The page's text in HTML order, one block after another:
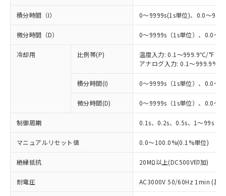
積分時間（I） 0～9999s(1s単位)、0.0～
微分時間（D） 0～9999s（1s単位）、0.0～
冷却用 比例帯(P)
温度入力: 0.1～999.9℃/°F（
アナログ入力: 0.1～
積分時間(I) 0～9999s（1s単位）、0.0～
微分時間(D) 0～9999s（1s単位）、0.0～
制御周期 0.1s、0.2s、0.5s、1～99s (1s
マニュアルリセット値 0.0～100.0%(0.1%単位)
絶縁抵抗 20MΩ以上(DC500V印加)
耐電圧 AC3000V 50/60Hz 1min (異